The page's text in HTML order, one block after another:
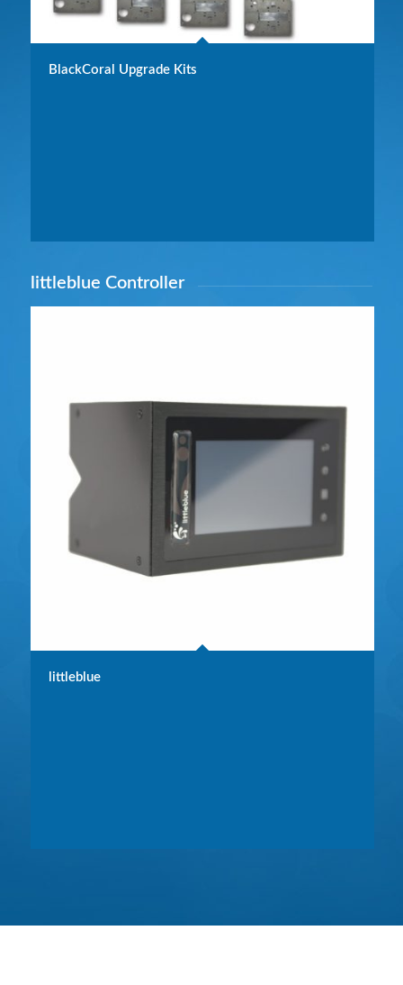
BlackCoral Upgrade Kits
littleblue Controller
littleblue